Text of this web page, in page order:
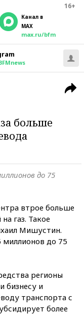
16+
Канал в
MAX
max.ru/bfm
больше
до 75
втрое больше
газ. Такое
Мишустин.
миллионов до 75
регионы
бизнесу и
транспорта с
более